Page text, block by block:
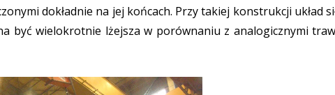
dokładnie na jej końcach. Przy takiej konstrukcji układ
być wielokrotnie lżejsza w porównaniu z analogicznymi